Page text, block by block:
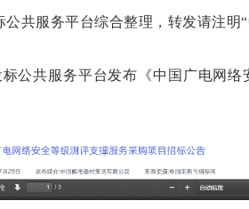
共服务平台综合整理，转发请注明“
共服务平台发布《中国广电网络